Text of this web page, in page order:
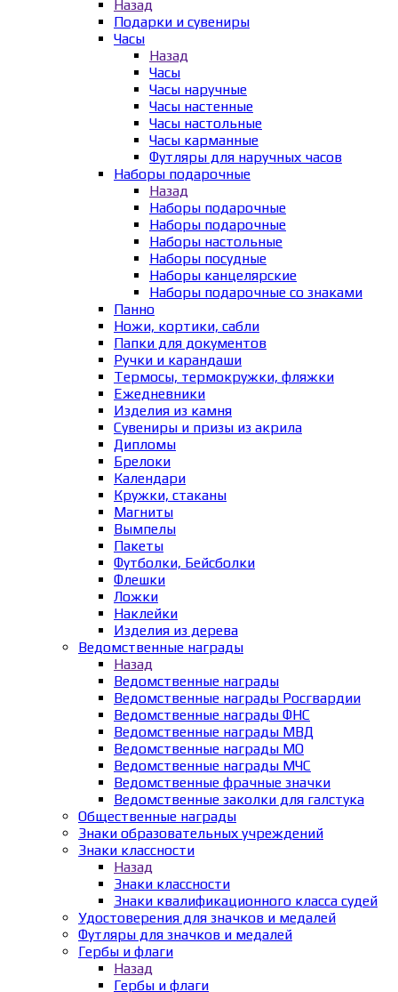
Назад
Подарки и сувениры
Часы
Назад
Часы
Часы наручные
Часы настенные
Часы настольные
Часы карманные
Футляры для наручных часов
Наборы подарочные
Назад
Наборы подарочные
Наборы подарочные
Наборы настольные
Наборы посудные
Наборы канцелярские
Наборы подарочные со знаками
Панно
Ножи, кортики, сабли
Папки для документов
Ручки и карандаши
Термосы, термокружки, фляжки
Ежедневники
Изделия из камня
Сувениры и призы из акрила
Дипломы
Брелоки
Календари
Кружки, стаканы
Магниты
Вымпелы
Пакеты
Футболки, Бейсболки
Флешки
Ложки
Наклейки
Изделия из дерева
Ведомственные награды
Назад
Ведомственные награды
Ведомственные награды Росгвардии
Ведомственные награды ФНС
Ведомственные награды МВД
Ведомственные награды МО
Ведомственные награды МЧС
Ведомственные фрачные значки
Ведомственные заколки для галстука
Общественные награды
Знаки образовательных учреждений
Знаки классности
Назад
Знаки классности
Знаки квалификационного класса судей
Удостоверения для значков и медалей
Футляры для значков и медалей
Гербы и флаги
Назад
Гербы и флаги